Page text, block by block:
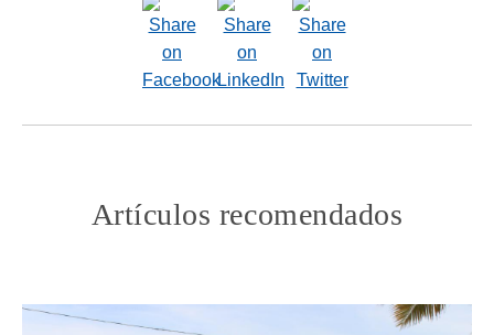
Artículos recomendados